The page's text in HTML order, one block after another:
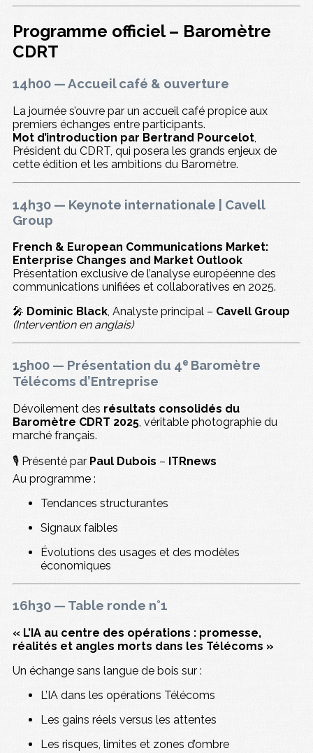
Programme officiel – Baromètre
CDRT
14h00 — Accueil café & ouverture
La journée s’ouvre par un accueil café propice aux
premiers échanges entre participants.
Mot d’introduction par Bertrand Pourcelot
Président du CDRT, qui posera les grands enjeux de
cette édition et les ambitions du Baromètre.
14h30 — Keynote internationale | Cavell
Group
French & European Communications Market:
Enterprise Changes and Market Outlook
Présentation exclusive de l’analyse européenne des
communications unifiées et collaboratives en 2025.
🎤 Dominic Black, Analyste principal – Cavell Group
(Intervention en anglais)
15h00 — Présentation du 4ᵉ Baromètre
Télécoms d’Entreprise
Dévoilement des résultats consolidés du
Baromètre CDRT 2025 , véritable photographie du
marché français.
🎙️ Présenté par Paul Dubois – ITRnews
Au programme :
Tendances structurantes
Signaux faibles
Évolutions des usages et des modèles
économiques
16h30 — Table ronde n°1
« L’IA au centre des opérations : promesse,
réalités et angles morts dans les Télécoms »
Un échange sans langue de bois sur :
L’IA dans les opérations Télécoms
Les gains réels versus les attentes
Les risques, limites et zones d’ombre